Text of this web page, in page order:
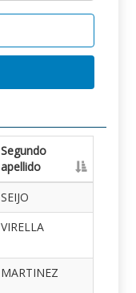
Segundo
apellido
SEIJO
VIRELLA
MARTINEZ